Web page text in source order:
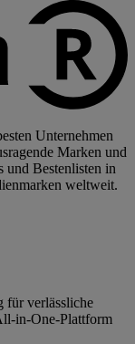
Unternehmen
Marken und
Bestenlisten in
weltweit.
für verlässliche
in-One-Plattform